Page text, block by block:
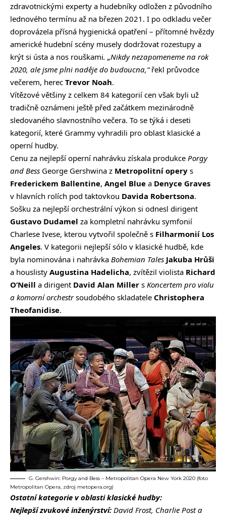
zdravotnickými experty a hudebníky odložen z původního
lednového termínu až na březen 2021. I po odkladu večer
doprovázela přísná hygienická opatření – přítomné hvězdy
americké hudební scény musely dodržovat rozestupy a
krýt si ústa a nos rouškami. „Nikdy nezapomeneme na rok
2020, ale jsme plni naděje do budoucna,“řekl průvodce
večerem, herec Trevor Noah.
Vítězové většiny z celkem 84 kategorií cen však byli už
tradičně oznámeni ještě před začátkem mezinárodně
sledovaného slavnostního večera. To se týká i deseti
kategorií, které Grammy vyhradili pro oblast klasické a
operní hudby.
Cenu za nejlepší operní nahrávku získala produkce Porgy
and Bess George Gershwina z Metropolitní opery s
Frederickem Ballentine, Angel Blue a Denyce Graves
v hlavních rolích pod taktovkou Davida Robertsona.
Sošku za nejlepší orchestrální výkon si odnesl dirigent
Gustavo Dudamel za kompletní nahrávku symfonií
Charlese Ivese, kterou vytvořil společně s Filharmonií Los
Angeles. V kategorii nejlepší sólo v klasické hudbě, kde
byla nominována i nahrávka Bohemian Tales Jakuba Hrůši
a houslisty Augustina Hadelicha, zvítězil violista Richard
O’Neill a dirigent David Alan Miller s Koncertem pro violu
a komorní orchestrsoudobého skladatele Christophera
Theofanidise.
G. Gershwin: Porgy and Bess – Metropolitan Opera New York 2020 (foto
Metropolitan Opera, zdroj metopera.org)
Ostatní kategorie v oblasti klasické hudby:
Nejlepší zvukové inženýrství: David Frost, Charlie Post a